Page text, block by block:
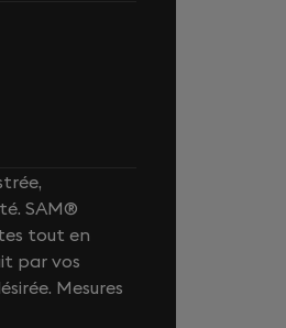
SAM®
tout en
par vos
Mesures